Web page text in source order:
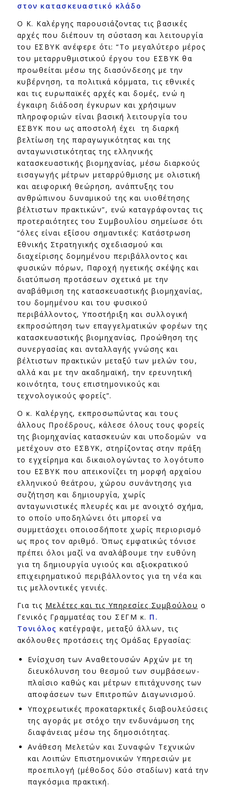
στον κατασκευαστικό κλάδο
Ο Κ. Καλέργης παρουσιάζοντας τις βασικές
αρχές που διέπουν τη σύσταση και λειτουργία
του ΕΣΒΥΚ ανέφερε ότι: “Το μεγαλύτερο μέρος
του μεταρρυθμιστικού έργου του ΕΣΒΥΚ θα
προωθείται μέσω της διασύνδεσης με την
κυβέρνηση, τα πολιτικά κόμματα, τις εθνικές
και τις ευρωπαϊκές αρχές και δομές, ενώ η
έγκαιρη διάδοση έγκυρων και χρήσιμων
πληροφοριών είναι βασική λειτουργία του
ΕΣΒΥΚ που ως αποστολή έχει τη διαρκή
βελτίωση της παραγωγικότητας και της
ανταγωνιστικότητας της ελληνικής
κατασκευαστικής βιομηχανίας, μέσω διαρκούς
εισαγωγής μέτρων μεταρρύθμισης με ολιστική
και αειφορική θεώρηση, ανάπτυξης του
ανθρώπινου δυναμικού της και υιοθέτησης
βέλτιστων πρακτικών”, ενώ καταγράφοντας τις
προτεραιότητες του Συμβουλίου σημείωσε ότι
“όλες είναι εξίσου σημαντικές: Κατάστρωση
Εθνικής Στρατηγικής σχεδιασμού και
διαχείρισης δομημένου περιβάλλοντος και
φυσικών πόρων, Παροχή ηγετικής σκέψης και
διατύπωση προτάσεων σχετικά με την
αναβάθμιση της κατασκευαστικής βιομηχανίας,
του δομημένου και του φυσικού
περιβάλλοντος, Υποστήριξη και συλλογική
εκπροσώπηση των επαγγελματικών φορέων της
κατασκευαστικής βιομηχανίας, Προώθηση της
συνεργασίας και ανταλλαγής γνώσης και
βέλτιστων πρακτικών μεταξύ των μελών του,
αλλά και με την ακαδημαϊκή, την ερευνητική
κοινότητα, τους επιστημονικούς και
τεχνολογικούς φορείς”.
Ο κ. Καλέργης, εκπροσωπώντας και τους
άλλους Προέδρους, κάλεσε όλους τους φορείς
της βιομηχανίας κατασκευών και υποδομών να
μετέχουν στο ΕΣΒΥΚ, στηρίζοντας στην πράξη
το εγχείρημα και δικαιολογώντας το λογότυπο
του ΕΣΒΥΚ που απεικονίζει τη μορφή αρχαίου
ελληνικού θεάτρου, χώρου συνάντησης για
συζήτηση και δημιουργία, χωρίς
ανταγωνιστικές πλευρές και με ανοιχτό σχήμα,
το οποίο υποδηλώνει ότι μπορεί να
συμμετάσχει οποιοσδήποτε χωρίς περιορισμό
ως προς τον αριθμό. Όπως εμφατικώς τόνισε
πρέπει όλοι μαζί να αναλάβουμε την ευθύνη
για τη δημιουργία υγιούς και αξιοκρατικού
επιχειρηματικού περιβάλλοντος για τη νέα και
τις μελλοντικές γενιές.
Για τις Μελέτες και τις Υπηρεσίες Συμβούλου ο
Γενικός Γραμματέας του ΣΕΓΜ κ. Π.
Τονιόλος κατέγραψε, μεταξύ άλλων, τις
ακόλουθες προτάσεις της Ομάδας Εργασίας:
Ενίσχυση των Αναθετουσών Αρχών με τη
διευκόλυνση του θεσμού των συμβάσεων-
πλαίσιο καθώς και μέτρων επιτάχυνσης των
αποφάσεων των Επιτροπών Διαγωνισμού.
Υποχρεωτικές προκαταρκτικές διαβουλεύσεις
της αγοράς με στόχο την ενδυνάμωση της
διαφάνειας μέσω της δημοσιότητας.
Ανάθεση Μελετών και Συναφών Τεχνικών
και Λοιπών Επιστημονικών Υπηρεσιών με
προεπιλογή (μέθοδος δύο σταδίων) κατά την
παγκόσμια πρακτική.